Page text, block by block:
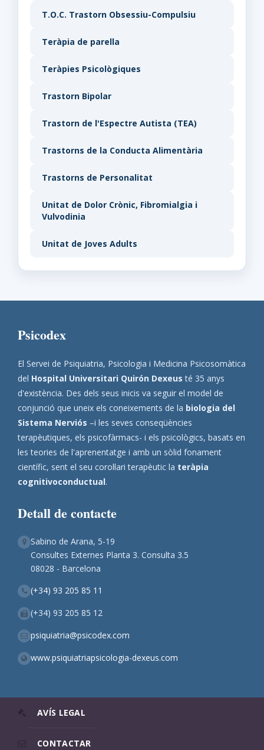
T.O.C. Trastorn Obsessiu-Compulsiu
Teràpia de parella
Teràpies Psicològiques
Trastorn Bipolar
Trastorn de l'Espectre Autista (TEA)
Trastorns de la Conducta Alimentària
Trastorns de Personalitat
Unitat de Dolor Crònic, Fibromialgia i
Vulvodinia
Unitat de Joves Adults
Psicodex
El Servei de Psiquiatria, Psicologia i Medicina Psicosomàtica
del Hospital Universitari Quirón Dexeus té 35 anys
d'existència. Des dels seus inicis va seguir el model de
conjunció que uneix els coneixements de la biologia del
Sistema Nerviós –i les seves conseqüències
terapèutiques, els psicofàrmacs- i els psicològics, basats en
les teories de l'aprenentatge i amb un sòlid fonament
científic, sent el seu corol·lari terapèutic la teràpia
cognitivoconductual.
Detall de contacte
Sabino de Arana, 5-19
Consultes Externes Planta 3. Consulta 3.5
08028 - Barcelona
(+34) 93 205 85 11
(+34) 93 205 85 12
psiquiatria@psicodex.com
www.psiquiatriapsicologia-dexeus.com
AVÍS LEGAL
CONTACTAR